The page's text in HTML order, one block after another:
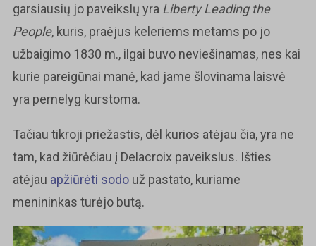
garsiausių jo paveikslų yra Liberty Leading the
People, kuris, praėjus keleriems metams po jo
užbaigimo 1830 m., ilgai buvo neviešinamas, nes kai
kurie pareigūnai manė, kad jame šlovinama laisvė
yra pernelyg kurstoma.
Tačiau tikroji priežastis, dėl kurios atėjau čia, yra ne
tam, kad žiūrėčiau į Delacroix paveikslus. Išties
atėjau apžiūrėti sodo už pastato, kuriame
menininkas turėjo butą.